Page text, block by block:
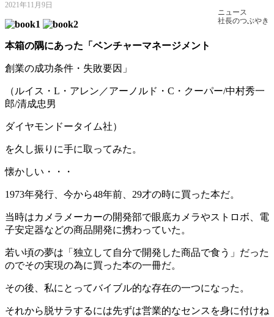
2021年11月9日
ニュース
社長のつぶやき
本箱の隅にあった「ベンチャーマネージメント
創業の成功条件・失敗要因」
（ルイス・L・アレン／アーノルド・C・クーパー/中村秀一
郎/清成忠男
ダイヤモンドータイム社）
を久し振りに手に取ってみた。
懐かしい・・・
1973年発行、今から48年前、29才の時に買った本だ。
当時はカメラメーカーの開発部で眼底カメラやストロボ、電
子安定器などの商品開発に携わっていた。
若い頃の夢は「独立して自分で開発した商品で食う」だった
のでその実現の為に買った本の一冊だ。
その後、私にとってバイブル的な存在の一つになった。
それから脱サラするには先ずは営業的なセンスを身に付けね